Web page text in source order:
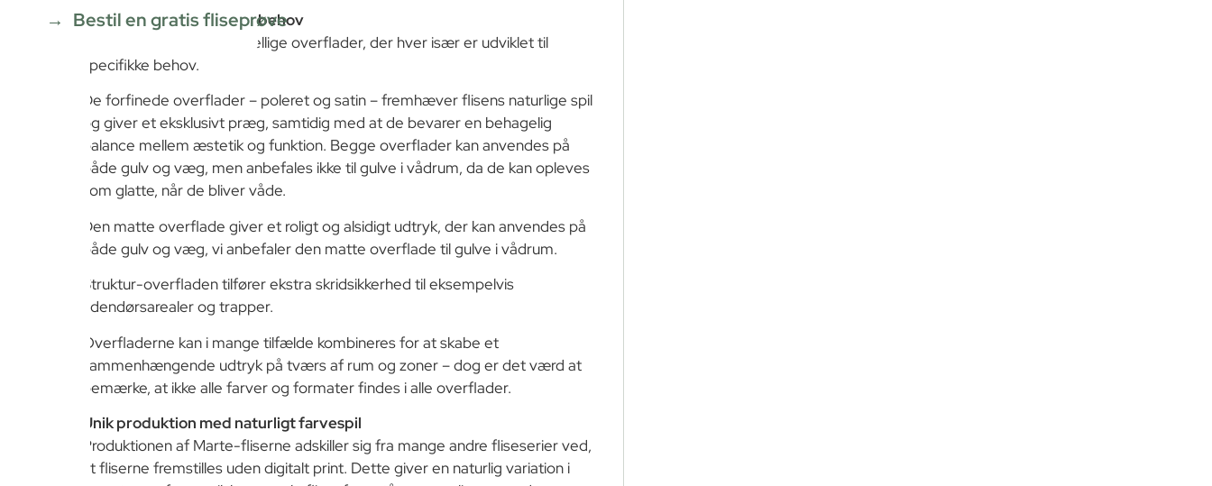
Bestil en gratis fliseprøve
Overflader til forskellige behov
Serien tilbyder flere forskellige overflader, der hver især er udviklet til
specifikke behov.
De forfinede overflader – poleret og satin – fremhæver flisens naturlige spil
og giver et eksklusivt præg, samtidig med at de bevarer en behagelig
balance mellem æstetik og funktion. Begge overflader kan anvendes på
både gulv og væg, men anbefales ikke til gulve i vådrum, da de kan opleves
som glatte, når de bliver våde.
Den matte overflade giver et roligt og alsidigt udtryk, der kan anvendes på
både gulv og væg, vi anbefaler den matte overflade til gulve i vådrum.
Struktur-overfladen tilfører ekstra skridsikkerhed til eksempelvis
udendørsarealer og trapper.
Overfladerne kan i mange tilfælde kombineres for at skabe et
sammenhængende udtryk på tværs af rum og zoner – dog er det værd at
bemærke, at ikke alle farver og formater findes i alle overflader.
Unik produktion med naturligt farvespil
Produktionen af Marte-fliserne adskiller sig fra mange andre fliseserier ved,
at fliserne fremstilles uden digitalt print. Dette giver en naturlig variation i